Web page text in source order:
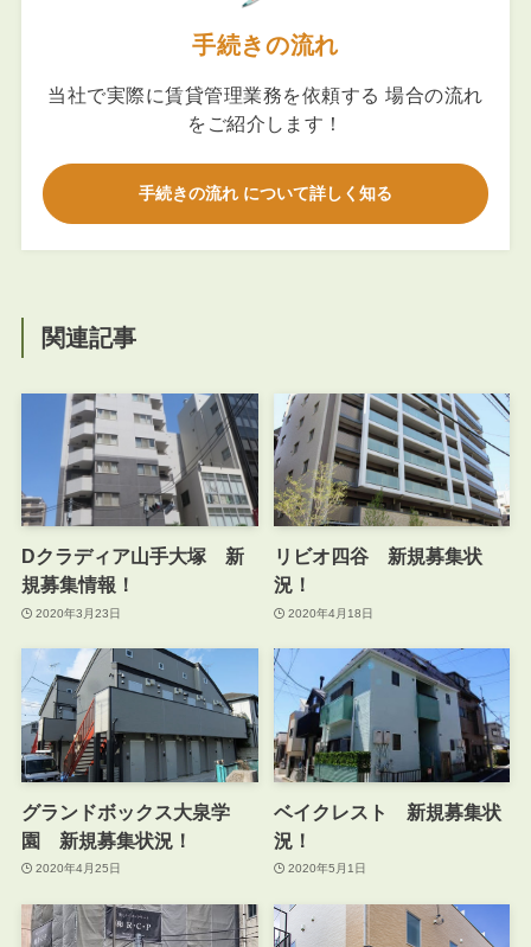
手続きの流れ
当社で実際に賃貸管理業務を依頼する 場合の流れ
をご紹介します！
手続きの流れ について詳しく知る
関連記事
Dクラディア山手大塚 新
規募集情報！
2020年3月23日
リビオ四谷 新規募集状
況！
2020年4月18日
グランドボックス大泉学
園 新規募集状況！
2020年4月25日
ベイクレスト 新規募集状
況！
2020年5月1日